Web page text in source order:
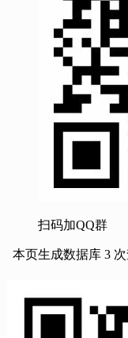
扫码加QQ群
本页生成数据库 3